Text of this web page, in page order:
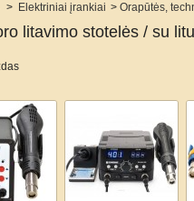
> Elektriniai įrankiai > Orapūtės,
litavimo stotelės / su